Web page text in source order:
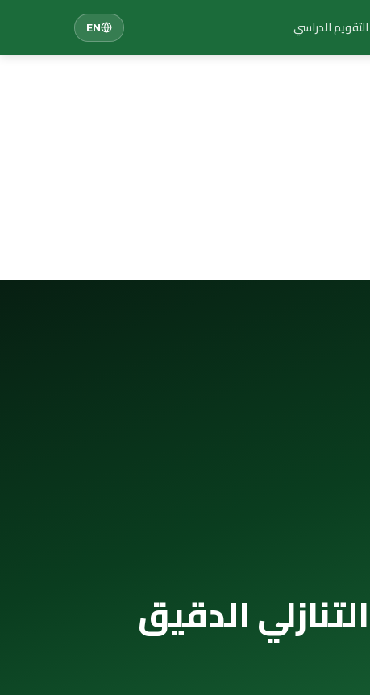
التقويم الدراسي EN